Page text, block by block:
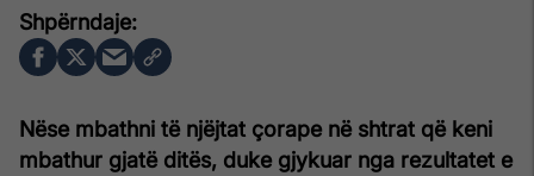
Nëse mbathni të njëjtat çorape në shtrat që keni
mbathur gjatë ditës, duke gjykuar nga rezultatet e